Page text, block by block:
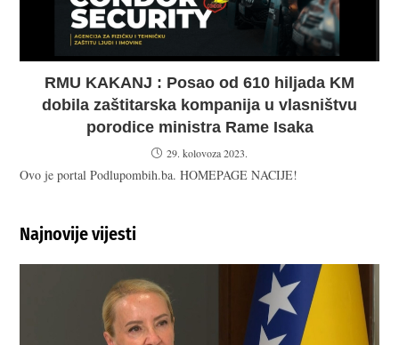
RMU KAKANJ : Posao od 610 hiljada KM
dobila zaštitarska kompanija u vlasništvu
porodice ministra Rame Isaka
29. kolovoza 2023.
Ovo je portal Podlupombih.ba. HOMEPAGE NACIJE!
Najnovije vijesti